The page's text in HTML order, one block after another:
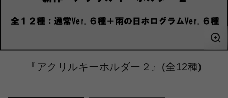
『アクリルキーホルダー２』(全12種)